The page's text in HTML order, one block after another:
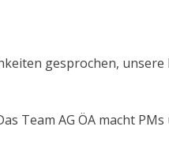
gesprochen, unsere
Team AG ÖA macht PMs